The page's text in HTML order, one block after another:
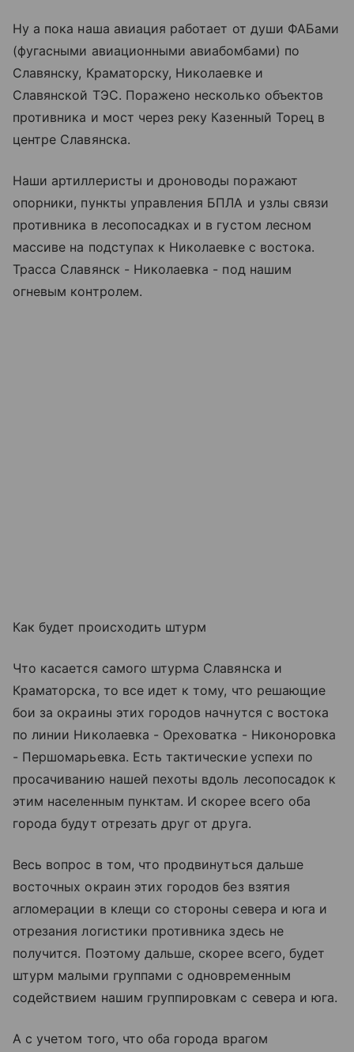
Ну а пока наша авиация работает от души ФАБами
(фугасными авиационными авиабомбами) по
Славянску, Краматорску, Николаевке и
Славянской ТЭС. Поражено несколько объектов
противника и мост через реку Казенный Торец в
центре Славянска.
Наши артиллеристы и дроноводы поражают
опорники, пункты управления БПЛА и узлы связи
противника в лесопосадках и в густом лесном
массиве на подступах к Николаевке с востока.
Трасса Славянск - Николаевка - под нашим
огневым контролем.
Как будет происходить штурм
Что касается самого штурма Славянска и
Краматорска, то все идет к тому, что решающие
бои за окраины этих городов начнутся с востока
по линии Николаевка - Ореховатка - Никоноровка
- Першомарьевка. Есть тактические успехи по
просачиванию нашей пехоты вдоль лесопосадок к
этим населенным пунктам. И скорее всего оба
города будут отрезать друг от друга.
Весь вопрос в том, что продвинуться дальше
восточных окраин этих городов без взятия
агломерации в клещи со стороны севера и юга и
отрезания логистики противника здесь не
получится. Поэтому дальше, скорее всего, будет
штурм малыми группами с одновременным
содействием нашим группировкам с севера и юга.
А с учетом того, что оба города врагом